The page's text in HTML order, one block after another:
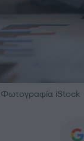
Φωτογραφία iStock